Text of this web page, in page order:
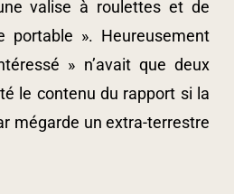
valise à roulettes et de
portable ». Heureusement
» n’avait que deux
le contenu du rapport si la
mégarde un extra-terrestre